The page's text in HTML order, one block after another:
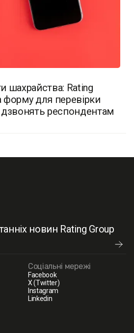
шахрайства: Rating
форму для перевірки
респондентам
новин Rating Group
Соціальні мережі
Facebook
X (Twitter)
Instagram
Linkedin